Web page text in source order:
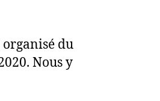
du
Nous y